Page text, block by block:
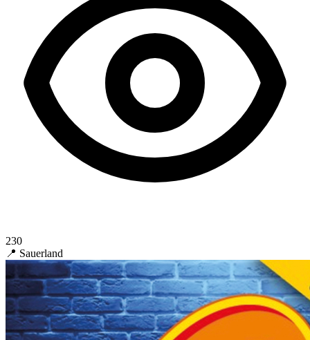
230
📍 Sauerland